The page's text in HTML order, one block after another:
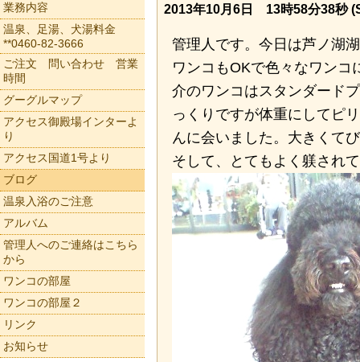
2013年10月6日 13時58分38秒
管理人です。今日は芦ノ湖
ワンコもOKで色々なワンコ
介のワンコはスタンダード
っくりですが体重にしてピ
んに会いました。大きくて
そして、とてもよく躾され
業務内容
温泉、足湯、犬湯料金
**0460-82-3666
ご注文 問い合わせ 営業
時間
グーグルマップ
アクセス御殿場インターよ
り
アクセス国道1号より
ブログ
温泉入浴のご注意
アルバム
管理人へのご連絡はこちら
から
ワンコの部屋
ワンコの部屋２
リンク
お知らせ